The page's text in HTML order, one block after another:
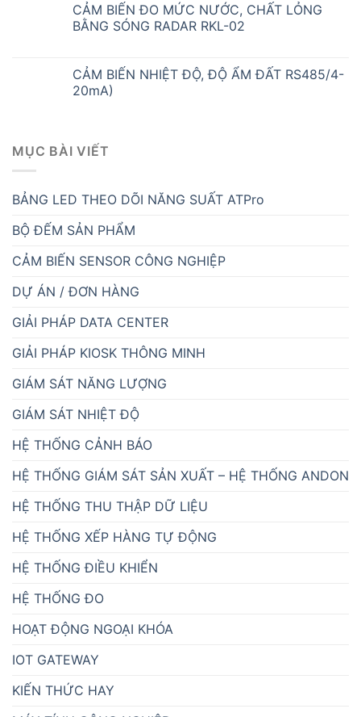
CẢM BIẾN ĐO MỨC NƯỚC, CHẤT LỎNG
BẰNG SÓNG RADAR RKL-02
CẢM BIẾN NHIỆT ĐỘ, ĐỘ ẨM ĐẤT RS485/4-
20mA)
MỤC BÀI VIẾT
BẢNG LED THEO DÕI NĂNG SUẤT ATPro
BỘ ĐẾM SẢN PHẨM
CẢM BIẾN SENSOR CÔNG NGHIỆP
DỰ ÁN / ĐƠN HÀNG
GIẢI PHÁP DATA CENTER
GIẢI PHÁP KIOSK THÔNG MINH
GIÁM SÁT NĂNG LƯỢNG
GIÁM SÁT NHIỆT ĐỘ
HỆ THỐNG CẢNH BÁO
HỆ THỐNG GIÁM SÁT SẢN XUẤT – HỆ THỐNG ANDON
HỆ THỐNG THU THẬP DỮ LIỆU
HỆ THỐNG XẾP HÀNG TỰ ĐỘNG
HỆ THỐNG ĐIỀU KHIỂN
HỆ THỐNG ĐO
HOẠT ĐỘNG NGOẠI KHÓA
IOT GATEWAY
KIẾN THỨC HAY